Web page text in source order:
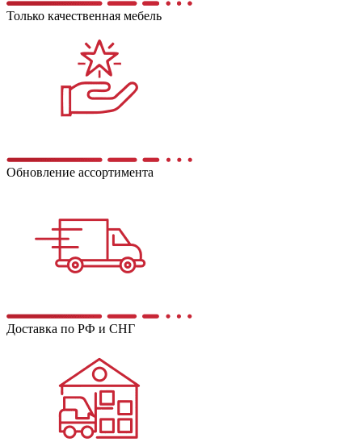
Только качественная мебель
Обновление ассортимента
Доставка по РФ и СНГ